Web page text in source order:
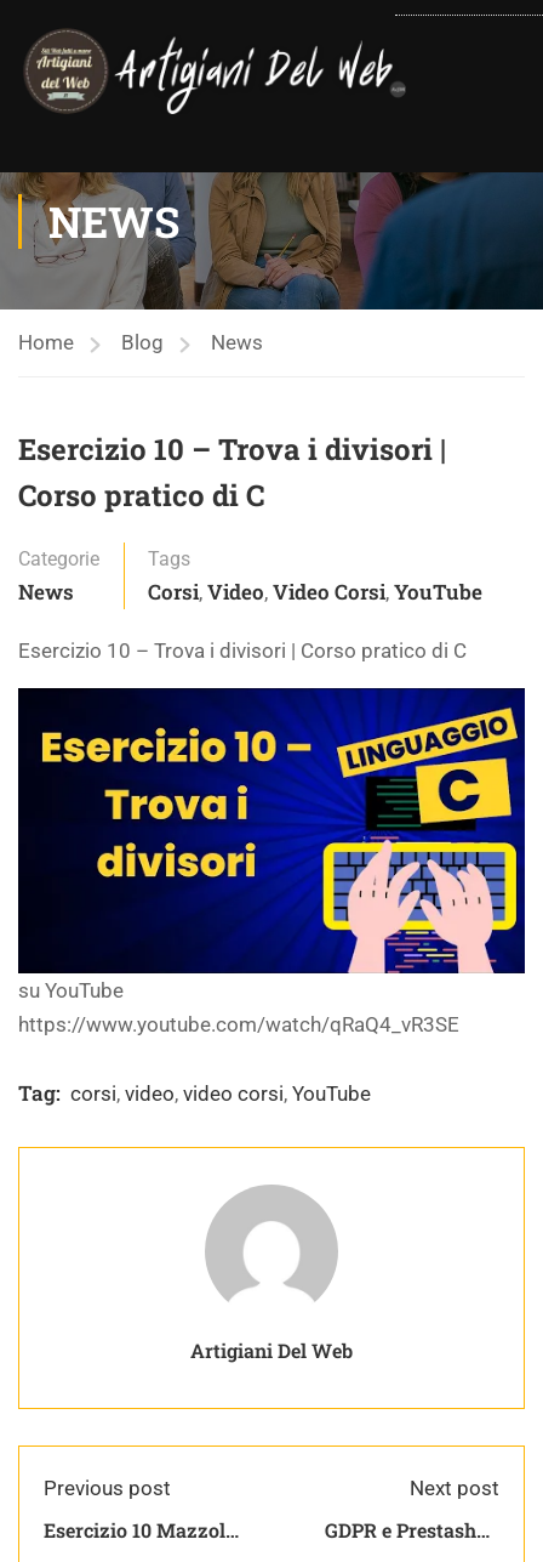
NEWS
Home Blog News
Esercizio 10 – Trova i divisori |
Corso pratico di C
Categorie
News
Tags
Corsi, Video, Video Corsi, YouTube
Esercizio 10 – Trova i divisori | Corso pratico di C
su YouTube
https://www.youtube.com/watch/qRaQ4_vR3SE
Tag: corsi, video, video corsi, YouTube
Artigiani Del Web
Previous post
Esercizio 10 Mazzoldi
Next post
GDPR e Prestashop